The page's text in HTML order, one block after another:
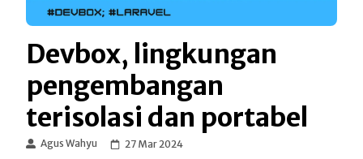
Devbox, lingkungan
pengembangan
terisolasi dan portabel
Agus Wahyu 27 Mar 2024